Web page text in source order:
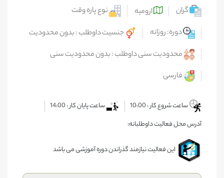
گران ارومیه
نوع پاره وقت
دوره: روزانه
جنسیت داوطلب : بدون محدودیت
محدودیت سنی داوطلب : بدون محدودیت سنی
فارسی
ساعت شروع کار : 10:00
ساعت پایان کار : 14:00
آدرس محل فعالیت داوطلبانه:
این فعالیت نیازمند گذراندن دوره آموزشی می باشد